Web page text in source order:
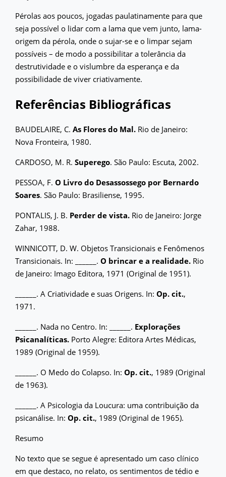
Pérolas aos poucos, jogadas paulatinamente para que
seja possível o lidar com a lama que vem junto, lama-
origem da pérola, onde o sujar-se e o limpar sejam
possíveis – de modo a possibilitar a tolerância da
destrutividade e o vislumbre da esperança e da
possibilidade de viver criativamente.
Referências Bibliográficas
BAUDELAIRE, C. As Flores do Mal. Rio de Janeiro:
Nova Fronteira, 1980.
CARDOSO, M. R. Superego. São Paulo: Escuta, 2002.
PESSOA, F. O Livro do Desassossego por Bernardo
Soares. São Paulo: Brasiliense, 1995.
PONTALIS, J. B. Perder de vista. Rio de Janeiro: Jorge
Zahar, 1988.
WINNICOTT, D. W. Objetos Transicionais e Fenômenos
Transicionais. In: ______. O brincar e a realidade. Rio
de Janeiro: Imago Editora, 1971 (Original de 1951).
______. A Criatividade e suas Origens. In: Op. cit.,
1971.
______. Nada no Centro. In: ______. Explorações
Psicanalíticas. Porto Alegre: Editora Artes Médicas,
1989 (Original de 1959).
______. O Medo do Colapso. In: Op. cit., 1989 (Original
de 1963).
______. A Psicologia da Loucura: uma contribuição da
psicanálise. In: Op. cit., 1989 (Original de 1965).
Resumo
No texto que se segue é apresentado um caso clínico
em que destaco, no relato, os sentimentos de tédio e